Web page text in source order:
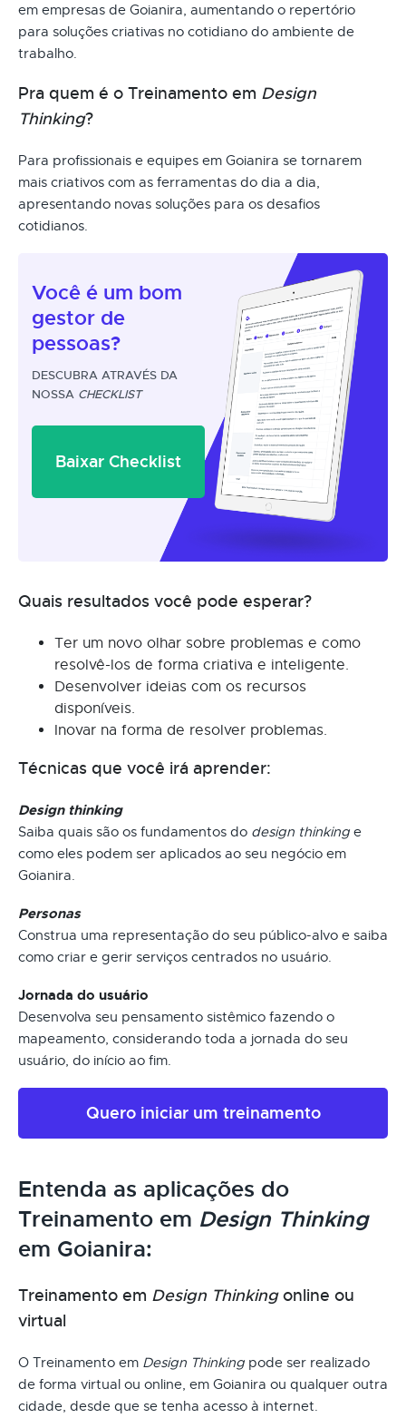
em empresas de Goianira, aumentando o repertório
para soluções criativas no cotidiano do ambiente de
trabalho.
Pra quem é o Treinamento em Design
Thinking?
Para profissionais e equipes em Goianira se tornarem
mais criativos com as ferramentas do dia a dia,
apresentando novas soluções para os desafios
cotidianos.
Você é um bom
gestor de
pessoas?
DESCUBRA ATRAVÉS DA
NOSSA CHECKLIST
Baixar Checklist
Quais resultados você pode esperar?
Ter um novo olhar sobre problemas e como
resolvê-los de forma criativa e inteligente.
Desenvolver ideias com os recursos
disponíveis.
Inovar na forma de resolver problemas.
Técnicas que você irá aprender:
Design thinking
Saiba quais são os fundamentos do design thinking e
como eles podem ser aplicados ao seu negócio em
Goianira.
Personas
Construa uma representação do seu público-alvo e saiba
como criar e gerir serviços centrados no usuário.
Jornada do usuário
Desenvolva seu pensamento sistêmico fazendo o
mapeamento, considerando toda a jornada do seu
usuário, do início ao fim.
Quero iniciar um treinamento
Entenda as aplicações do
Treinamento em Design Thinking
em Goianira:
Treinamento em Design Thinkingonline ou
virtual
O Treinamento em Design Thinking pode ser realizado
de forma virtual ou online, em Goianira ou qualquer outra
cidade, desde que se tenha acesso à internet.